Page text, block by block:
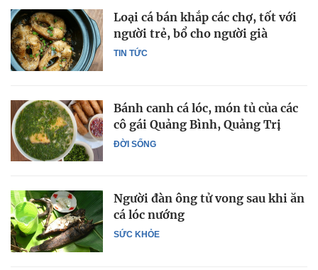
TIN TỨC
Loại cá bán khắp các chợ, tốt với
người trẻ, bổ cho người già
ĐỜI SỐNG
Bánh canh cá lóc, món tủ của các
cô gái Quảng Bình, Quảng Trị
SỨC KHỎE
Người đàn ông tử vong sau khi ăn
cá lóc nướng